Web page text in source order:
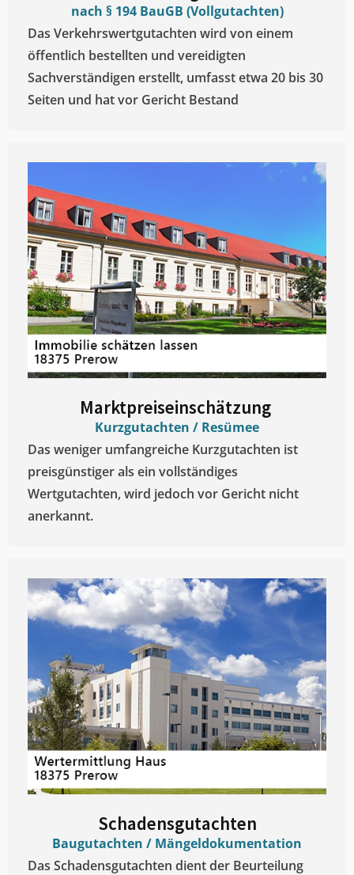
nach § 194 BauGB (Vollgutachten)
Das Verkehrswertgutachten wird von einem
öffentlich bestellten und vereidigten
Sachverständigen erstellt, umfasst etwa 20 bis 30
Seiten und hat vor Gericht Bestand
Marktpreiseinschätzung ​
Kurzgutachten / Resümee
Das weniger umfangreiche Kurzgutachten ist
preisgünstiger als ein vollständiges
Wertgutachten, wird jedoch vor Gericht nicht
anerkannt.
Schadensgutachten
Baugutachten / Mängeldokumentation
Das Schadensgutachten dient der Beurteilung